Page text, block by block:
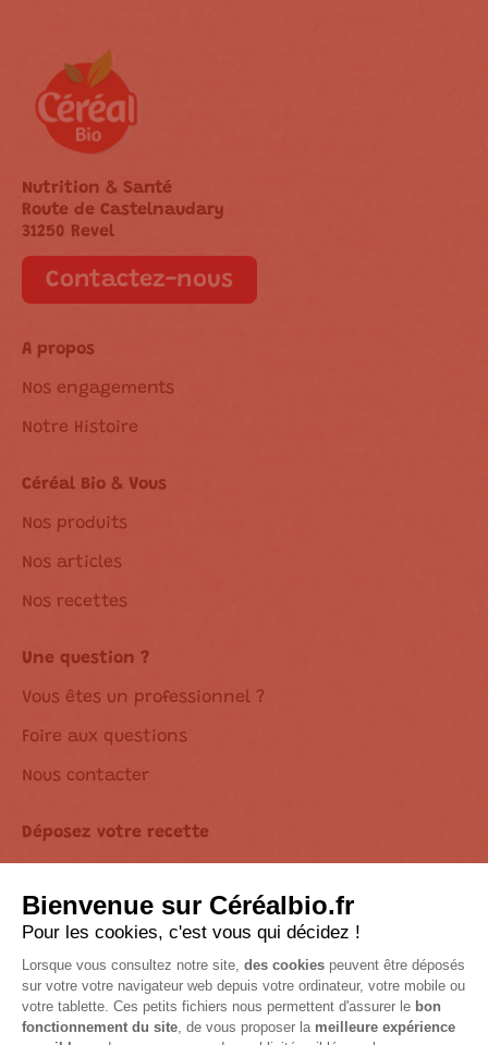
Nutrition & Santé
Route de Castelnaudary
31250 Revel
Contactez-nous
A propos
Nos engagements
Notre Histoire
Céréal Bio & Vous
Nos produits
Nos articles
Nos recettes
Une question ?
Vous êtes un professionnel ?
Foire aux questions
Nous contacter
Déposez votre recette
Suivez-nous sur les réseaux !